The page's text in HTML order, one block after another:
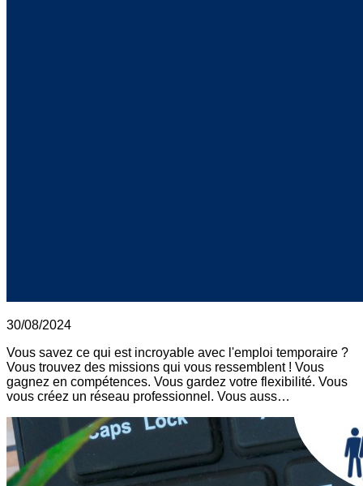
30/08/2024
Vous savez ce qui est incroyable avec l'emploi temporaire ?
Vous trouvez des missions qui vous ressemblent ! Vous
gagnez en compétences. Vous gardez votre flexibilité. Vous
vous créez un réseau professionnel. Vous auss…